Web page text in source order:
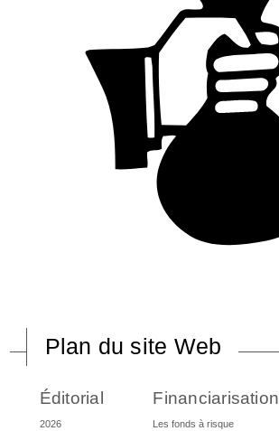
Plan du site Web
Éditorial
2026
Financiarisation
Les fonds à risque